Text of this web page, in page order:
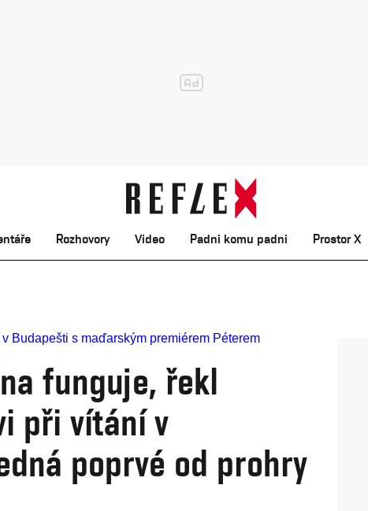
Rozhovory Video Padni komu padni Prostor X
funguje, řekl
při vítání v
poprvé od prohry